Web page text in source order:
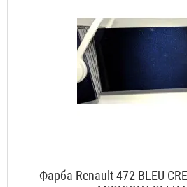
Фарба Renault 472 BLEU